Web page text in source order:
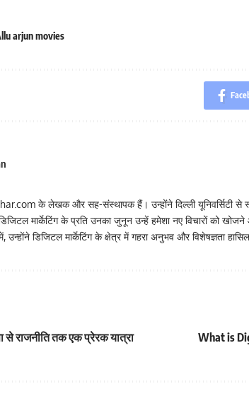
arjun movies
के लेखक और सह-संस्थापक हैं। उन्होंने दिल्ली यूनिवर्सिटी से
डिजिटल मार्केटिंग के प्रति उनका जुनून उन्हें हमेशा नए विचारों को
उन्होंने डिजिटल मार्केटिंग के क्षेत्र में गहरा अनुभव और विशेषज्ञता
से राजनीति तक एक प्रेरक यात्रा What is